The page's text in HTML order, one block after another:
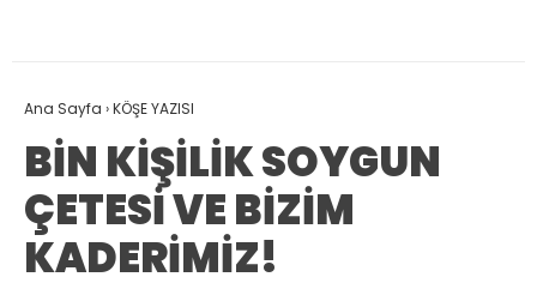
Ana Sayfa ›KÖŞE YAZISI
BİN KİŞİLİK SOYGUN
ÇETESİ VE BİZİM
KADERİMİZ!